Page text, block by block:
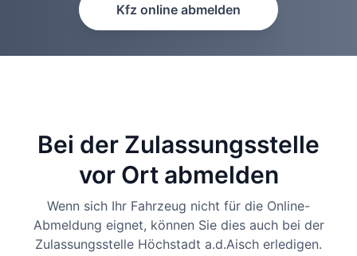
Kfz online abmelden
Bei der Zulassungsstelle
vor Ort abmelden
Wenn sich Ihr Fahrzeug nicht für die Online-
Abmeldung eignet, können Sie dies auch bei der
Zulassungsstelle Höchstadt a.d.Aisch erledigen.